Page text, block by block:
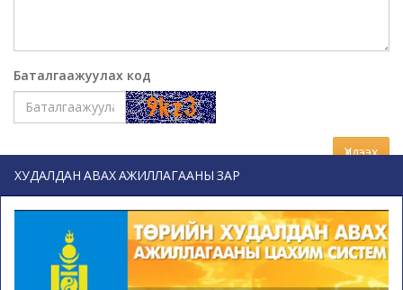
Баталгаажуулах код
Үлдээх
ХУДАЛДАН АВАХ АЖИЛЛАГААНЫ ЗАР